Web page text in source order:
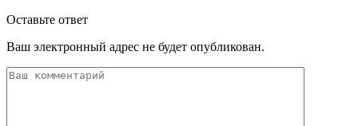
Оставьте ответ
Ваш электронный адрес не будет опубликован.